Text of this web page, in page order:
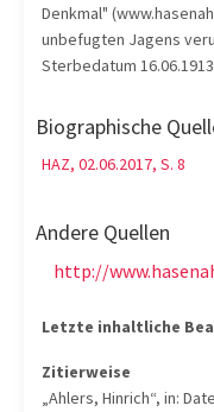
Denkmal"
unbefugten Jagens
Sterbedatum 16.06.1913
Biographische
HAZ, 02.06.2017, S. 8
Andere Quellen
http://
Letzte inhaltliche
Zitierweise
„Ahlers, Hinrich“, in: